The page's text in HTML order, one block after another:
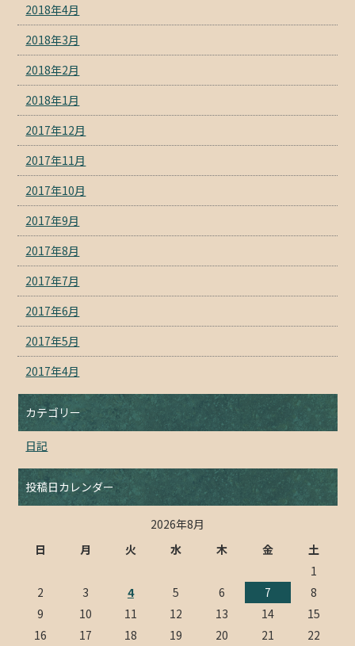
2018年4月
2018年3月
2018年2月
2018年1月
2017年12月
2017年11月
2017年10月
2017年9月
2017年8月
2017年7月
2017年6月
2017年5月
2017年4月
カテゴリー
日記
投稿日カレンダー
2026年8月
日
月 火 水 木 金
土
1
2
3 4 5 6 7
8
9
10 11 12 13 14
15
16
17 18 19 20 21 22